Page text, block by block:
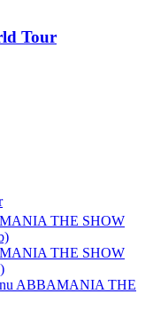
Tour
THE SHOW
THE SHOW
ABBAMANIA THE